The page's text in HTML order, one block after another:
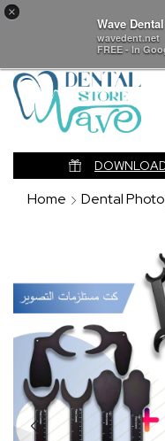
×
Wave
wavedent.net
FREE - In
Home Dental